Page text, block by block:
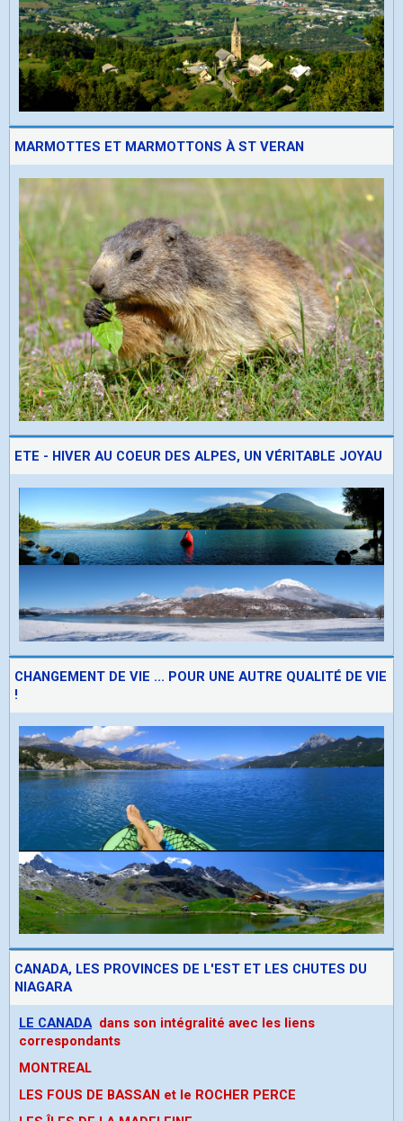
MARMOTTES ET MARMOTTONS À ST VERAN
ETE - HIVER AU COEUR DES ALPES, UN VÉRITABLE JOYAU
CHANGEMENT DE VIE ... POUR UNE AUTRE QUALITÉ DE VIE
!
CANADA, LES PROVINCES DE L'EST ET LES CHUTES DU
NIAGARA
LE CANADA dans son intégralité avec les liens
correspondants
MONTREAL
LES FOUS DE BASSAN et le ROCHER PERCE